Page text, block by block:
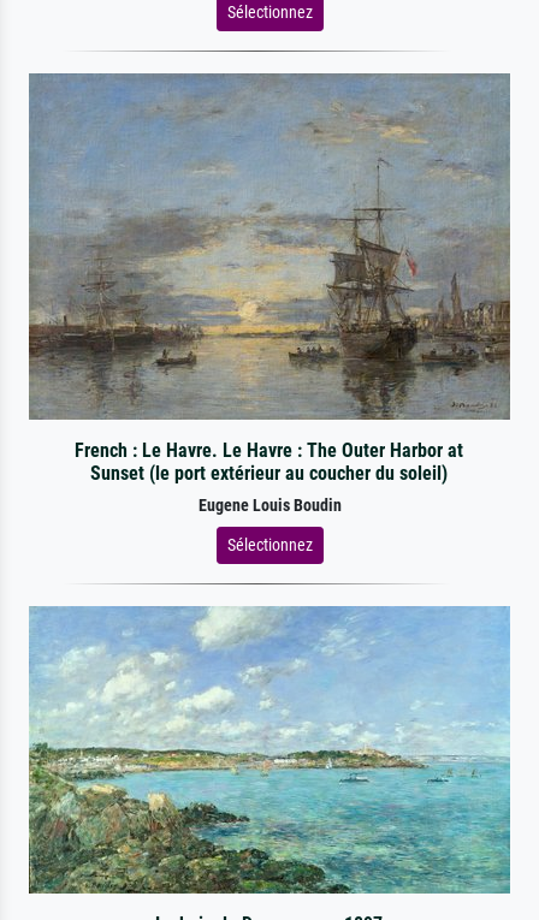
Sélectionnez
French : Le Havre. Le Havre : The Outer Harbor at
Sunset (le port extérieur au coucher du soleil)
Eugene Louis Boudin
Sélectionnez